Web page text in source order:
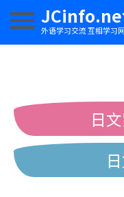
外语学习交流 互相学习网
切换导航
日